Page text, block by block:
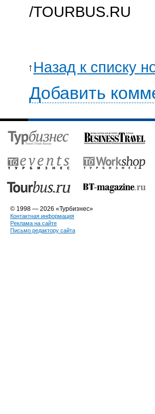
/TOURBUS.RU
Назад к списку
Добавить
© 1998 — 2026 «Турбизнес»
Контактная информация
Реклама на сайте
Письмо редактору сайта